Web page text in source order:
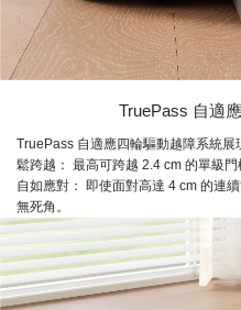
TruePass 自適
TruePass 自適應四輪驅動越障系統
鬆跨越： 最高可跨越 2.4 cm 的單級
自如應對： 即使面對高達 4 cm 的連
無死角。